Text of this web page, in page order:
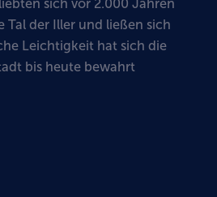
sich vor 2.000 Jahren
Tal der Iller und ließen sich
Leichtigkeit hat sich die
bis heute bewahrt